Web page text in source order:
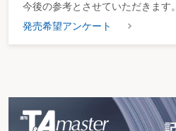
今後の参考とさせていただきます。
発売希望アンケート